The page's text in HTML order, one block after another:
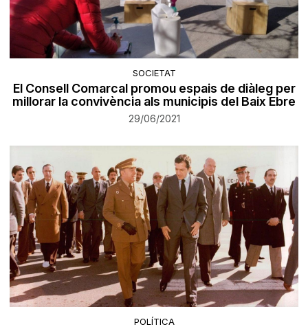
SOCIETAT
El Consell Comarcal promou espais de diàleg per
millorar la convivència als municipis del Baix Ebre
29/06/2021
POLÍTICA